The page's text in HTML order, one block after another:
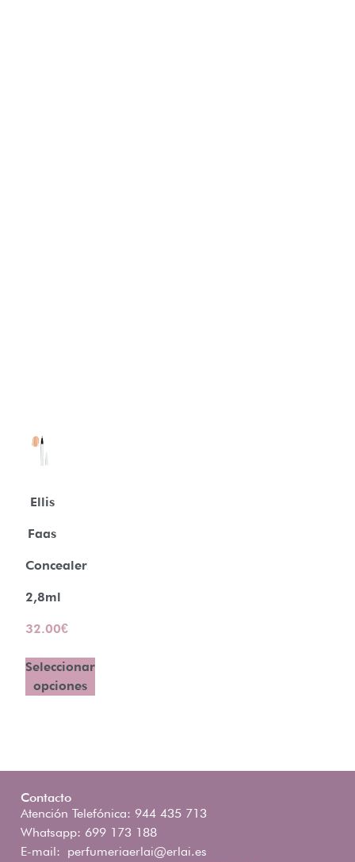
Ellis
Faas
Concealer
2,8ml
32.00€
Seleccionar
opciones
Contacto
Atención Telefónica: 944 435 713
Whatsapp: 699 173 188
E-mail: perfumeriaerlai@erlai.es